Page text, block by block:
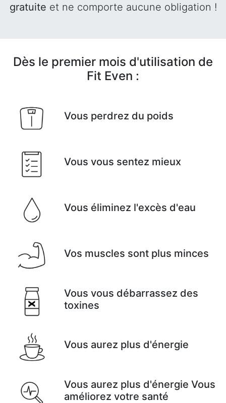
gratuite et ne comporte aucune obligation !
Dès le premier mois d'utilisation de
Fit Even :
Vous perdrez du poids
Vous vous sentez mieux
Vous éliminez l'excès d'eau
Vos muscles sont plus minces
Vous vous débarrassez des
toxines
Vous aurez plus d'énergie
Vous aurez plus d'énergie Vous
améliorez votre santé